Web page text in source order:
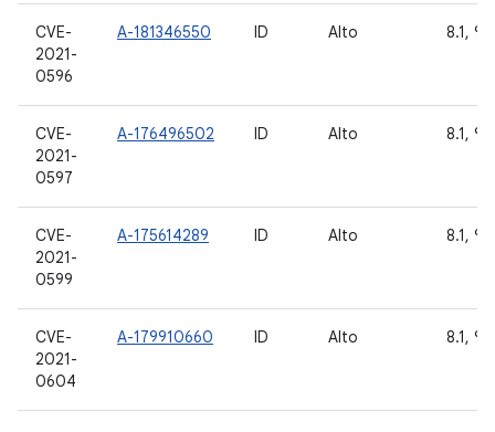
CVE-
2021-
0596
A-181346550 ID Alto 8.1, 9,
CVE-
2021-
0597
A-176496502 ID Alto 8.1, 9,
CVE-
2021-
0599
A-175614289 ID Alto 8.1, 9,
CVE-
2021-
0604
A-179910660 ID Alto 8.1, 9,